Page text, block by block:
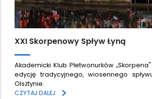
XXI Skorpenowy Spływ Łyną
Akademicki Klub Płetwonurków
edycję tradycyjnego, wiosennego
Olsztynie.
CZYTAJ DALEJ
>